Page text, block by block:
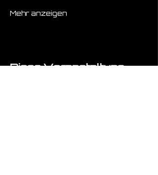
Mehr anzeigen
Diese Veranstaltung